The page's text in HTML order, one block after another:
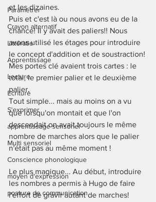
Paramétrer
Crayon alternatif
Littératie
Apprentissage
Lecture
Ecriture
S'exprimer
apprentissage sensoriel
Multi sensoriel
Conscience phonologique
moyen d'expression
posture de communication
et les dizaines.
Puis et c'est là ou nous avons eu de la
chance! Il y avait des paliers!! Nous
avons utilisé les étages pour introduire
le concept d'addition et de soustraction!
Mes portes clé avaient trois cartes : le
total, le premier palier et le deuxième
palier.
Tout simple... mais au moins on a vu
que lorsqu'on montait et que l'on
descendait on avait toujours le même
nombre de marches alors que le palier
n'était pas au même moment !
Le plus magique... Au début, introduire
les nombres a permis à Hugo de faire
l'effort de gravir autant de marches!